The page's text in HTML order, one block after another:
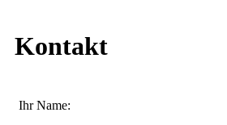
Kontakt
Ihr Name: